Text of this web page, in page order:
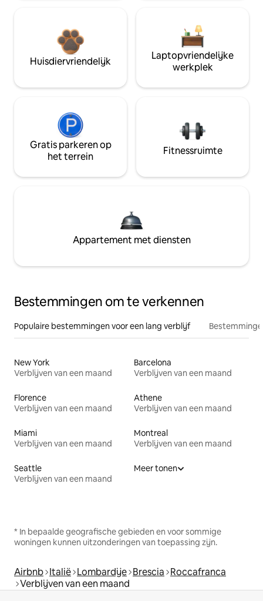
Huisdiervriendelijk
Laptopvriendelijke
werkplek
Gratis parkeren op
het terrein
Fitnessruimte
Appartement met diensten
Bestemmingen om te verkennen
Populaire bestemmingen voor een lang verblijf
New York
Verblijven van een maand
Barcelona
Verblijven van een maand
Florence
Verblijven van een maand
Athene
Verblijven van een maand
Miami
Verblijven van een maand
Montreal
Verblijven van een maand
Seattle
Verblijven van een maand
Meer tonen
* In bepaalde geografische gebieden en voor sommige
woningen kunnen uitzonderingen van toepassing zijn.
Airbnb Italië Lombardije Brescia Roccafranca
Verblijven van een maand